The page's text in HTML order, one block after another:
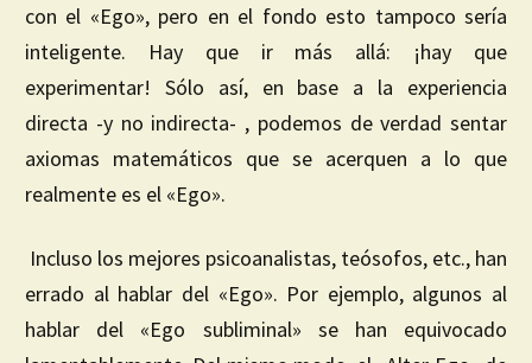
con el «Ego», pero en el fondo esto tampoco sería
inteligente. Hay que ir más allá: ¡hay que
experimentar! Sólo así, en base a la experiencia
directa -y no indirecta- , podemos de verdad sentar
axiomas matemáticos que se acerquen a lo que
realmente es el «Ego».
Incluso los mejores psicoanalistas, teósofos, etc., han
errado al hablar del «Ego». Por ejemplo, algunos al
hablar del «Ego subliminal» se han equivocado